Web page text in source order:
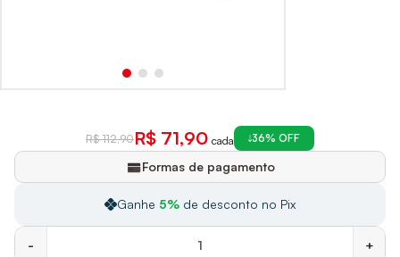
R$ 112,90R$ 71,90 cada 36% OFF
Ganhe 5% de desconto no Pix
Formas de pagamento
- +